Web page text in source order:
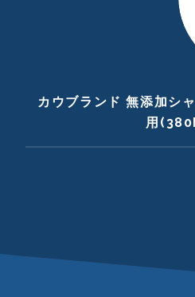
カウブランド 無添加シ
用